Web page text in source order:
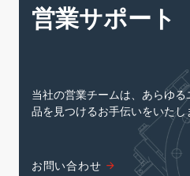
営業サポート
当社の営業チームは、あらゆ
品を見つけるお手伝いをいたし
お問い合わせ